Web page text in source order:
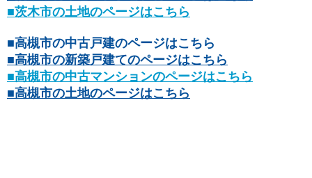
■茨木市の土地のページはこちら
■高槻市の中古戸建のページはこちら
■高槻市の新築戸建てのページはこちら
■高槻市の中古マンションのページはこちら
■高槻市の土地のページはこちら